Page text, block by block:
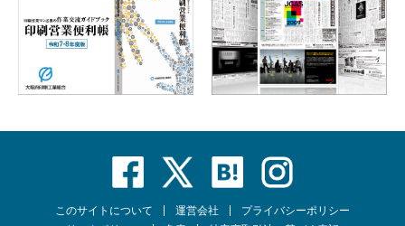
このサイトについて 運営会社
プライバシーポリシー